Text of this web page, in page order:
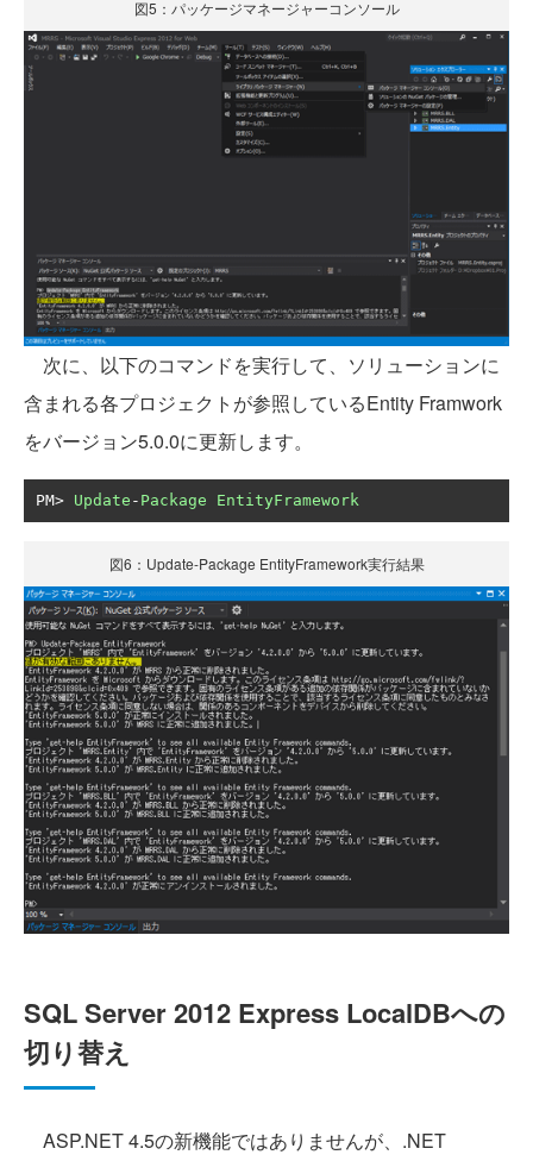
図5：パッケージマネージャーコンソール
次に、以下のコマンドを実行して、ソリューションに
含まれる各プロジェクトが参照しているEntity Framwork
をバージョン5.0.0に更新します。
PM> Update - Package EntityFramework
図6：Update-Package EntityFramework実行結果
SQL Server 2012 Express LocalDBへの
切り替え
ASP.NET 4.5の新機能ではありませんが、.NET